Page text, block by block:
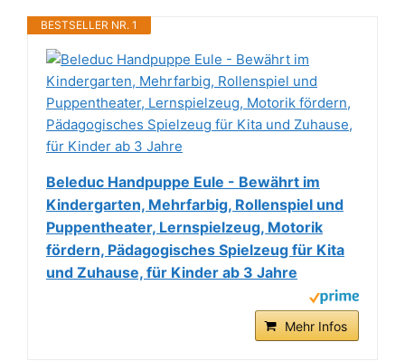
BESTSELLER NR. 1
Beleduc Handpuppe Eule - Bewährt im
Kindergarten, Mehrfarbig, Rollenspiel und
Puppentheater, Lernspielzeug, Motorik
fördern, Pädagogisches Spielzeug für Kita
und Zuhause, für Kinder ab 3 Jahre
Mehr Infos